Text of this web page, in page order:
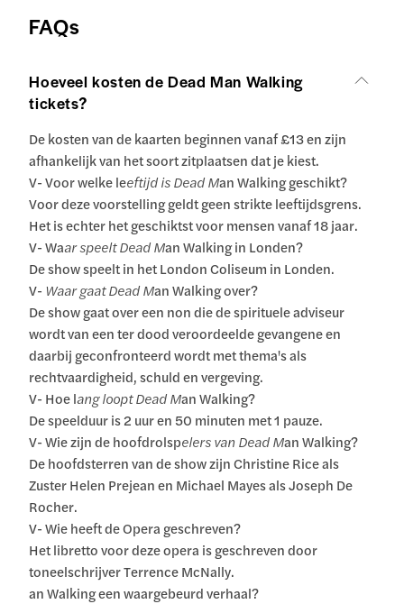
FAQs
Hoeveel kosten de Dead Man Walking
tickets?
De kosten van de kaarten beginnen vanaf £13 en zijn
afhankelijk van het soort zitplaatsen dat je kiest.
V- Voor welke leeftijd is Dead Man Walking geschikt?
Voor deze voorstelling geldt geen strikte leeftijdsgrens.
Het is echter het geschiktst voor mensen vanaf 18 jaar.
V- Waar speelt Dead Man Walking in Londen?
De show speelt in het London Coliseum in Londen.
V- Waar gaat Dead Man Walking over?
De show gaat over een non die de spirituele adviseur
wordt van een ter dood veroordeelde gevangene en
daarbij geconfronteerd wordt met thema's als
rechtvaardigheid, schuld en vergeving.
V- Hoe lang loopt Dead Man Walking?
De speelduur is 2 uur en 50 minuten met 1 pauze.
V- Wie zijn de hoofdrolspelers van Dead Man Walking?
De hoofdsterren van de show zijn Christine Rice als
Zuster Helen Prejean en Michael Mayes als Joseph De
Rocher.
V- Wie heeft de Opera geschreven?
Het libretto voor deze opera is geschreven door
toneelschrijver Terrence McNally.
an Walking een waargebeurd verhaal?